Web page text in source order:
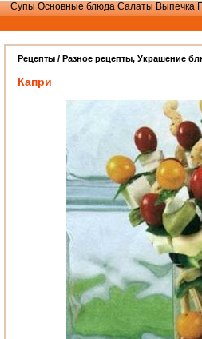
Супы Основные блюда Салаты Выпечка
Рецепты / Разное рецепты, Украшение
Капри